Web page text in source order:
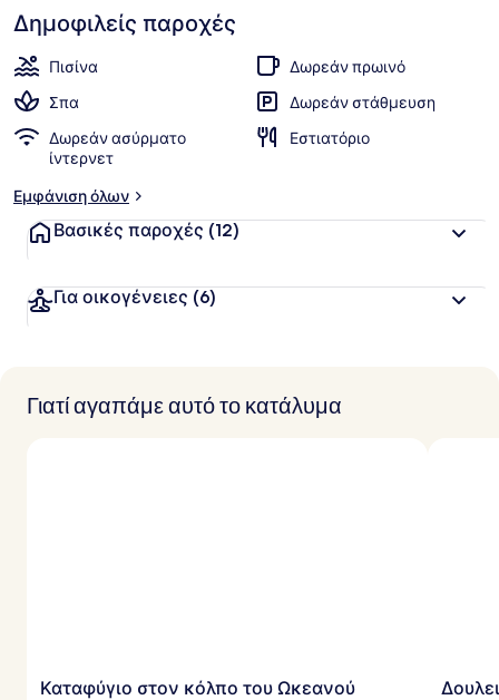
Δημοφιλείς παροχές
Πισίνα
Δωρεάν πρωινό
Σπα
Δωρεάν στάθμευση
Δωρεάν ασύρματο
ίντερνετ
Εστιατόριο
Εμφάνιση όλων
Βασικές παροχές (12)
Για οικογένειες (6)
Γιατί αγαπάμε αυτό το κατάλυμα
Καταφύγιο στον κόλπο του Ωκεανού